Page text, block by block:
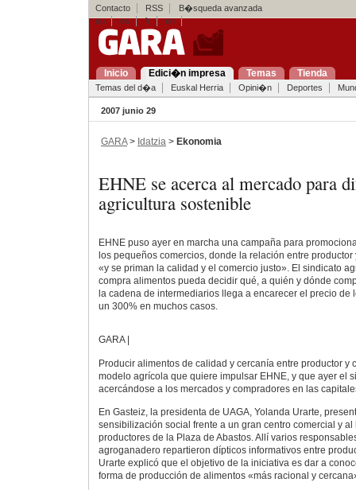
Contacto RSS
B�squeda avanzada
eu
es fr en
Inicio Edici�n impresa Temas Tienda
Temas del d�a Euskal Herria Opini�n Deportes
2007 junio 29
GARA> Idatzia > Ekonomia
EHNE se acerca al mercado para
agricultura sostenible
EHNE puso ayer en marcha una campaña para
los pequeños comercios, donde la relación entre
«y se priman la calidad y el comercio justo». El sindicato
compra alimentos pueda decidir qué, a quién y dónde
la cadena de intermediarios llega a encarecer el precio de
un 300% en muchos casos.
GARA |
Producir alimentos de calidad y cercanía entre productor y
modelo agrícola que quiere impulsar EHNE, y que ayer el
acercándose a los mercados y compradores en las
En Gasteiz, la presidenta de UAGA, Yolanda Urarte,
sensibilización social frente a un gran centro comercial y
productores de la Plaza de Abastos. Allí varios
agroganadero repartieron dípticos informativos entre
Urarte explicó que el objetivo de la iniciativa es dar a
forma de producción de alimentos «más racional y